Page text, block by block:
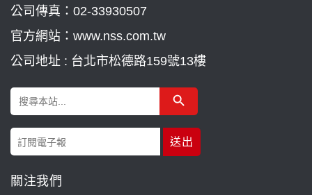
公司傳真：02-33930507
官方網站：www.nss.com.tw
公司地址 : 台北市松德路159號13樓
Search
for:
Search Button
關注我們